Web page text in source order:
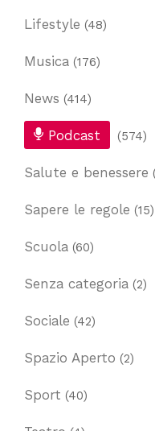
Lifestyle (48)
Musica (176)
News (414)
Podcast (574)
Salute e benessere
Sapere le regole (15)
Scuola (60)
Senza categoria (2)
Sociale (42)
Spazio Aperto (2)
Sport (40)